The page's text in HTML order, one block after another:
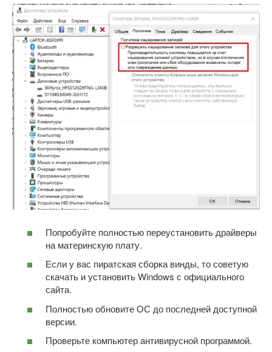
Попробуйте полностью переустановить драйверы
на материнскую плату.
Если у вас пиратская сборка винды, то советую
скачать и установить Windows с официального
сайта.
Полностью обновите ОС до последней доступной
версии.
Проверьте компьютер антивирусной программой.